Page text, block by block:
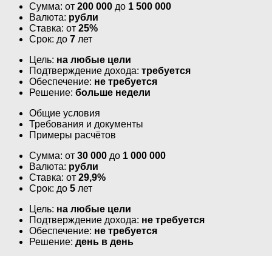
Сумма: от 200 000 до 1 500 000
Валюта: рубли
Ставка: от 25%
Срок: до 7 лет
Цель: на любые цели
Подтверждение дохода: требуется
Обеспечение: не требуется
Решение: больше недели
Общие условия
Требования и документы
Примеры расчётов
Сумма: от 30 000 до 1 000 000
Валюта: рубли
Ставка: от 29,9%
Срок: до 5 лет
Цель: на любые цели
Подтверждение дохода: не требуется
Обеспечение: не требуется
Решение: день в день